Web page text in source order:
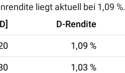
liegt aktuell bei 1,09 %.
D-Rendite
1,09 %
1,03 %